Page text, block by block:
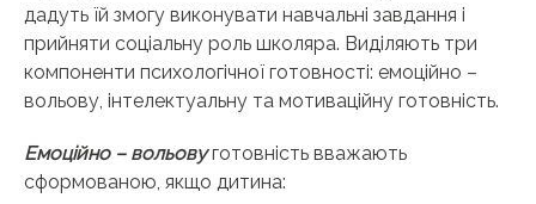
дадуть їй змогу виконувати навчальні завдання і
прийняти соціальну роль школяра. Виділяють три
компоненти психологічної готовності: емоційно –
вольову, інтелектуальну та мотиваційну готовність.
Емоційно – вольовуготовність вважають
сформованою, якщо дитина: